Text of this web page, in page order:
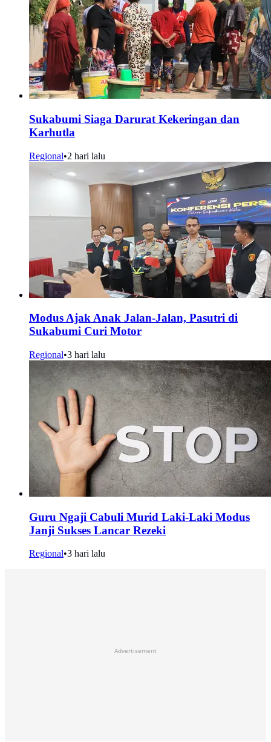
Sukabumi Siaga Darurat Kekeringan dan
Karhutla
Regional•2 hari lalu
Modus Ajak Anak Jalan-Jalan, Pasutri di
Sukabumi Curi Motor
Regional•3 hari lalu
Guru Ngaji Cabuli Murid Laki-Laki Modus
Janji Sukses Lancar Rezeki
Regional•3 hari lalu
Advertisement